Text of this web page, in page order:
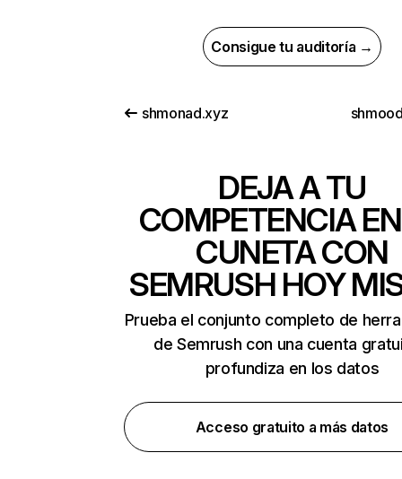
Consigue tu auditoría →
shmonad.xyz
DEJA A TU
COMPETENCIA
CUNETA CON
SEMRUSH HOY
Prueba el conjunto completo de
de Semrush con una cuenta
profundiza en los datos
Acceso gratuito a más datos